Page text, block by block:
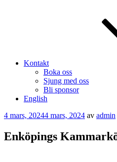
Kontakt
Boka oss
Sjung med oss
Bli sponsor
English
Publicerat
4 mars, 20244 mars, 2024 av admin
Enköpings